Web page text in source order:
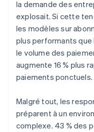
la demande des
explosait. Si cette
les modèles sur
plus performants que
le volume des
augmente 16 % plus
paiements ponctuels.
Malgré tout, les
préparent à un
complexe. 43 % des